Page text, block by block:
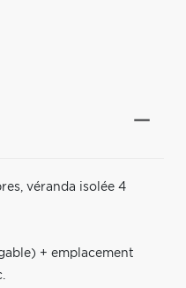
véranda isolée 4
+ emplacement